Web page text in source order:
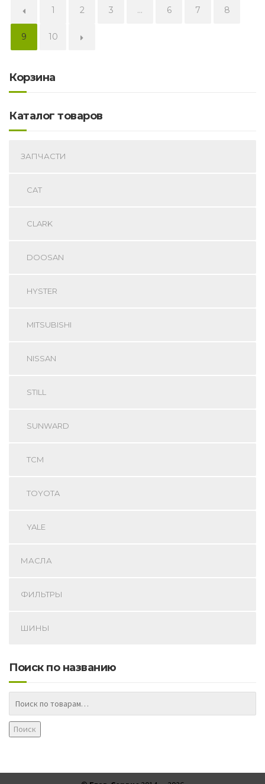
← 1 2 3 … 6 7 8
9 10 →
Корзина
Каталог товаров
ЗАПЧАСТИ
CAT
CLARK
DOOSAN
HYSTER
MITSUBISHI
NISSAN
STILL
SUNWARD
TCM
TOYOTA
YALE
МАСЛА
ФИЛЬТРЫ
ШИНЫ
Поиск по названию
Поиск